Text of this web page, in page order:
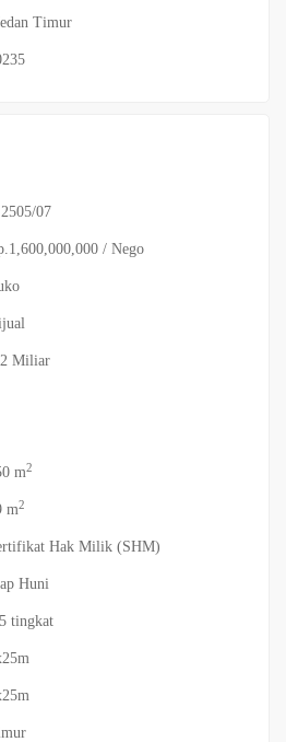
Timur
07
/ Nego
Miliar
m2
m2
Hak Milik (SHM)
Huni
tingkat